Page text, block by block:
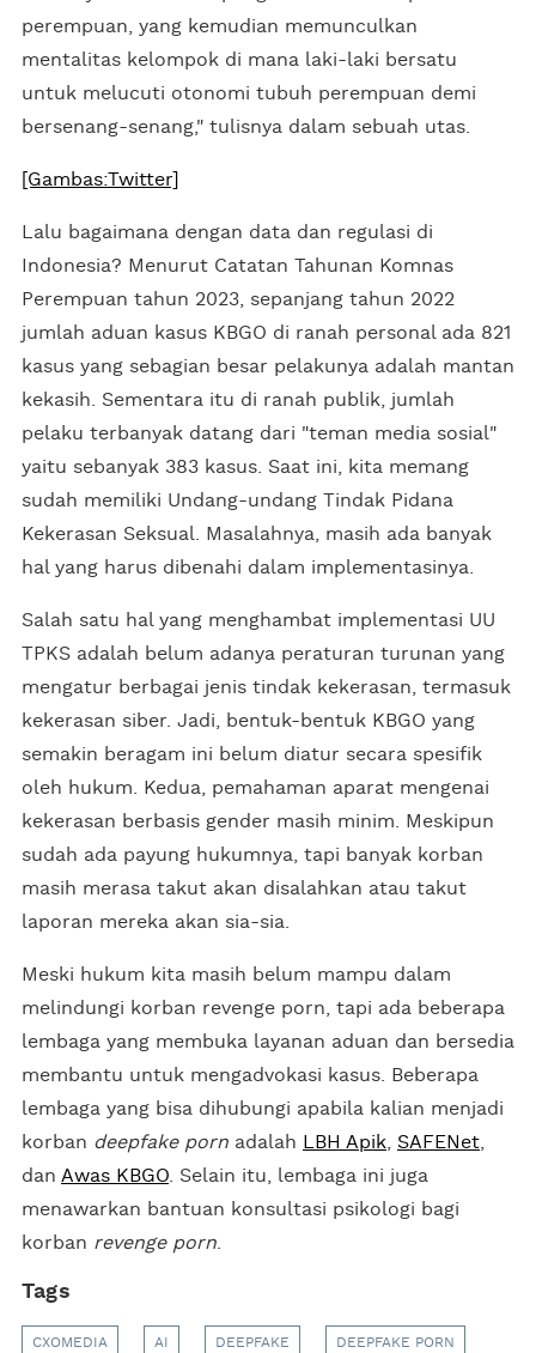
perempuan, yang kemudian memunculkan
mentalitas kelompok di mana laki-laki bersatu
untuk melucuti otonomi tubuh perempuan demi
bersenang-senang," tulisnya dalam sebuah utas.
[Gambas:Twitter]
Lalu bagaimana dengan data dan regulasi di
Indonesia? Menurut Catatan Tahunan Komnas
Perempuan tahun 2023, sepanjang tahun 2022
jumlah aduan kasus KBGO di ranah personal ada 821
kasus yang sebagian besar pelakunya adalah mantan
kekasih. Sementara itu di ranah publik, jumlah
pelaku terbanyak datang dari "teman media sosial"
yaitu sebanyak 383 kasus. Saat ini, kita memang
sudah memiliki Undang-undang Tindak Pidana
Kekerasan Seksual. Masalahnya, masih ada banyak
hal yang harus dibenahi dalam implementasinya.
Salah satu hal yang menghambat implementasi UU
TPKS adalah belum adanya peraturan turunan yang
mengatur berbagai jenis tindak kekerasan, termasuk
kekerasan siber. Jadi, bentuk-bentuk KBGO yang
semakin beragam ini belum diatur secara spesifik
oleh hukum. Kedua, pemahaman aparat mengenai
kekerasan berbasis gender masih minim. Meskipun
sudah ada payung hukumnya, tapi banyak korban
masih merasa takut akan disalahkan atau takut
laporan mereka akan sia-sia.
Meski hukum kita masih belum mampu dalam
melindungi korban revenge porn, tapi ada beberapa
lembaga yang membuka layanan aduan dan bersedia
membantu untuk mengadvokasi kasus. Beberapa
lembaga yang bisa dihubungi apabila kalian menjadi
korban deepfake porn adalah LBH Apik SAFENet
dan Awas KBGO . Selain itu, lembaga ini juga
menawarkan bantuan konsultasi psikologi bagi
korban revenge porn
Tags
CXOMEDIA AI DEEPFAKE DEEPFAKE PORN